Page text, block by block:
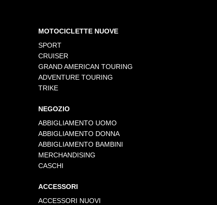
MOTOCICLETTE NUOVE
SPORT
CRUISER
GRAND AMERICAN TOURING
ADVENTURE TOURING
TRIKE
NEGOZIO
ABBIGLIAMENTO UOMO
ABBIGLIAMENTO DONNA
ABBIGLIAMENTO BAMBINI
MERCHANDISING
CASCHI
ACCESSORI
ACCESSORI NUOVI